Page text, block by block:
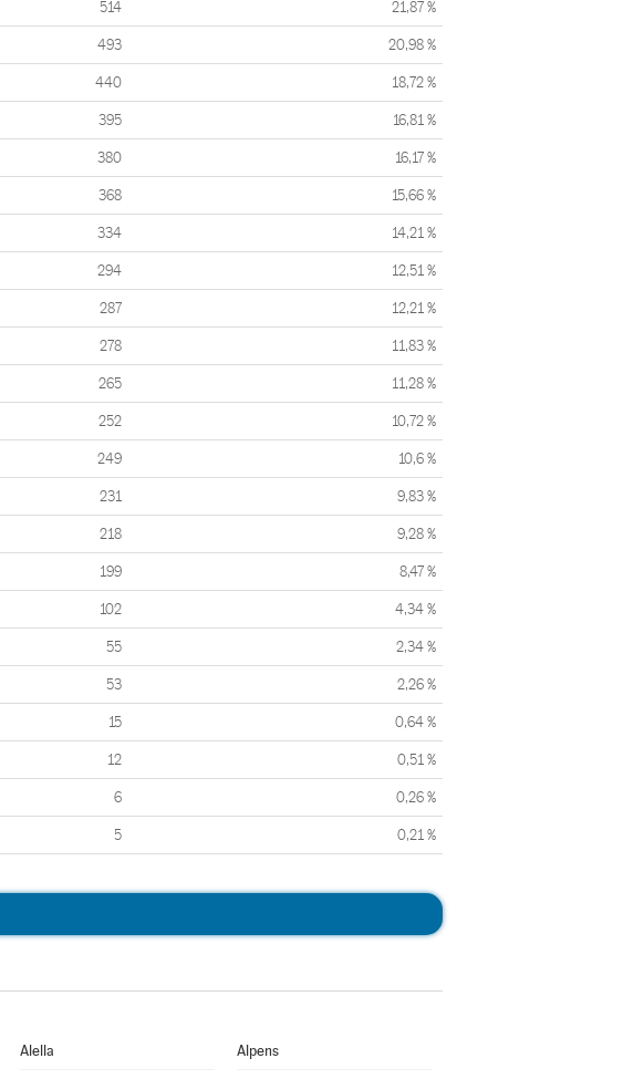
514 21,87 %
493 20,98 %
440 18,72 %
395 16,81 %
380 16,17 %
368 15,66 %
334 14,21 %
294 12,51 %
287 12,21 %
278 11,83 %
265 11,28 %
252 10,72 %
249 10,6 %
231 9,83 %
218 9,28 %
199 8,47 %
102 4,34 %
55 2,34 %
53 2,26 %
15 0,64 %
12 0,51 %
6 0,26 %
5 0,21 %
Alella Alpens